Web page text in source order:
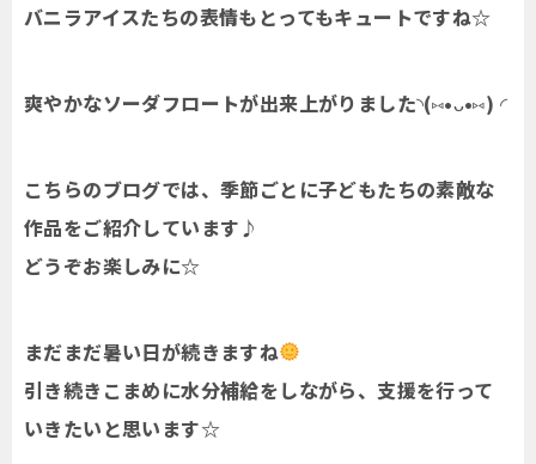
バニラアイスたちの表情もとってもキュートですね☆
爽やかなソーダフロートが出来上がりました◝(⑅•ᴗ•⑅) ◜
こちらのブログでは、季節ごとに子どもたちの素敵な
作品をご紹介しています♪
どうぞお楽しみに☆
まだまだ暑い日が続きますね
引き続きこまめに水分補給をしながら、支援を行って
いきたいと思います☆